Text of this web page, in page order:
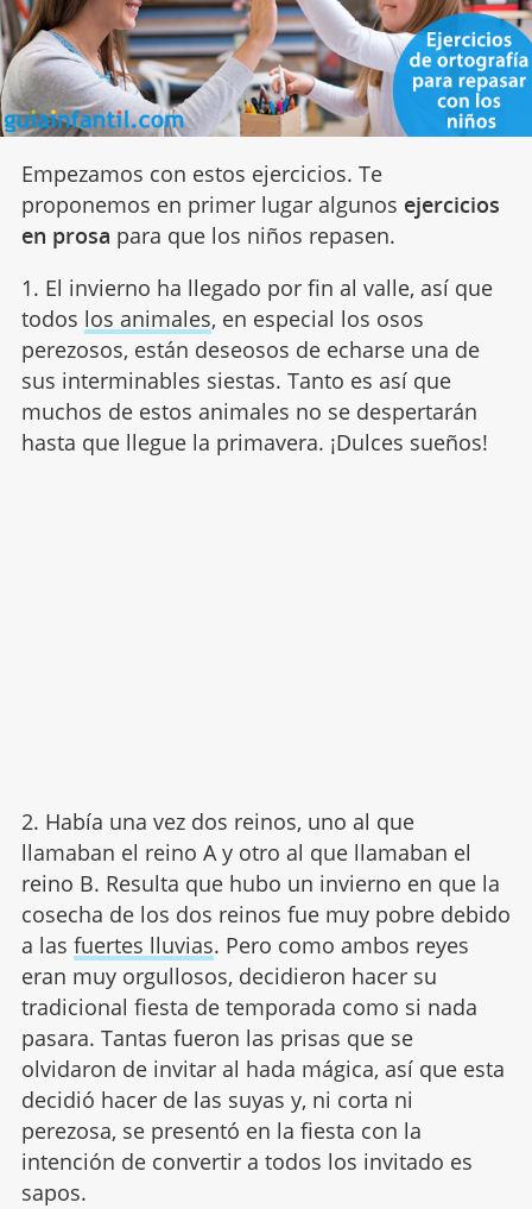
Empezamos con estos ejercicios. Te
proponemos en primer lugar algunos ejercicios
en prosa para que los niños repasen.
1. El invierno ha llegado por fin al valle, así que
todos los animales, en especial los osos
perezosos, están deseosos de echarse una de
sus interminables siestas. Tanto es así que
muchos de estos animales no se despertarán
hasta que llegue la primavera. ¡Dulces sueños!
2. Había una vez dos reinos, uno al que
llamaban el reino A y otro al que llamaban el
reino B. Resulta que hubo un invierno en que la
cosecha de los dos reinos fue muy pobre debido
a las fuertes lluvias. Pero como ambos reyes
eran muy orgullosos, decidieron hacer su
tradicional fiesta de temporada como si nada
pasara. Tantas fueron las prisas que se
olvidaron de invitar al hada mágica, así que esta
decidió hacer de las suyas y, ni corta ni
perezosa, se presentó en la fiesta con la
intención de convertir a todos los invitado es
sapos.